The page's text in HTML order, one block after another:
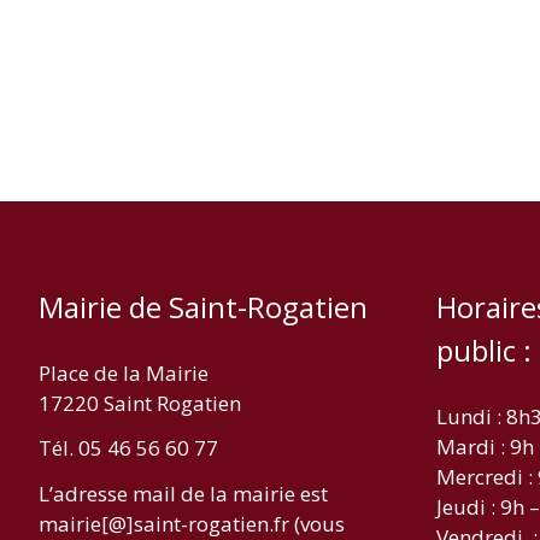
Mairie de Saint-Rogatien
Place de la Mairie
17220 Saint Rogatien
Tél. 05 46 56 60 77
L’adresse mail de la mairie est
mairie[@]saint-rogatien.fr (vous
public :
Lundi :
Mardi : 9h
Mercredi :
Jeudi : 9h